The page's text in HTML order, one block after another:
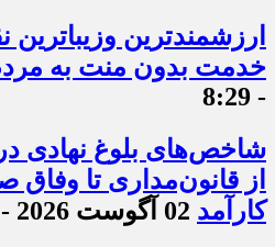
ارزشمندترین وزیباترین
خدمت بدون منت به
- 8:29
شاخص‌های بلوغ نهادی
از قانون‌مداری تا
کارآمد 02 آگوست 2026 - 13:01